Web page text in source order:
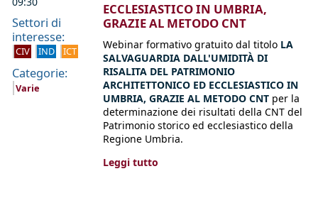
Settori di
interesse:
CIV IND ICT
Categorie:
Varie
ECCLESIASTICO IN UMBRIA,
GRAZIE AL METODO CNT
Webinar formativo gratuito dal titolo LA
SALVAGUARDIA DALL'UMIDITÀ DI
RISALITA DEL PATRIMONIO
ARCHITETTONICO ED ECCLESIASTICO IN
UMBRIA, GRAZIE AL METODO CNT per la
determinazione dei risultati della CNT del
Patrimonio storico ed ecclesiastico della
Regione Umbria.
Leggi tutto